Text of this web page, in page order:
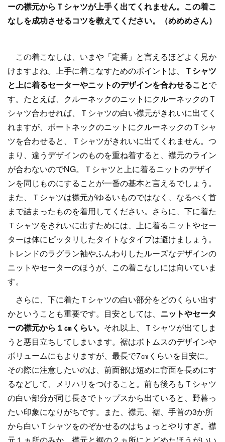
ーの襟元からＴシャツが上手く出てくれません。この着こ
なしを成功させるコツを教えてください。（めめめさん）
この着こなしは、いまや「定番」と言えるほどよく見か
けますよね。上手に着こなすためのポイントは、
Ｔシャツ
と上に着るセーターやニットのデザインを合わせることで
す。たとえば、クルーネックのニットにクルーネックのＴ
シャツ合わせれば、Ｔシャツの白い襟元がきれいに出てく
れますが、ボートネックのニットにクルーネックのＴシャ
ツを合わせると、Ｔシャツがきれいに出てくれません。つ
まり、違うデザインのものを重ね着すると、襟元のライン
が合わないのでNG。Ｔシャツと上に着るニットのデザイ
ンを同じものにすることが一番の基本と言えるでしょう。
また、Ｔシャツは襟元がゆるいものではなく、なるべく首
まで詰まったものを着用してください。さらに、下に着た
Ｔシャツをきれいに出すためには、上に着るニットやセー
ターは体にピッタリしたタイトなタイプは避けましょう。
トレンドのラグラン袖やふんわりしたルーズなデザインの
ニットやセーターのほうが、この着こなしには向いていま
す。
さらに、下に着たＴシャツの白い部分をどのくらい出す
かということも重要です。目安としては、 ニットやセータ
ーの襟元から１㎝くらい。 それ以上、Ｔシャツが出てしま
うと悪目立ちしてしまいます。裾はボトムスのデザインや
ボリュームにもよりますが、最長で7㎝くらいを目安に。
その際に注意したいのは、前面部は短めに背面を長めにす
るなどして、メリハリをつけること。前も後ろもＴシャツ
の白い部分が同じ長さでトップスから出ていると、野暮っ
たい印象になりがちです。また、襟元、裾、手首の3か所
から白いＴシャツをのぞかせるのはちょっとやりすぎ。襟